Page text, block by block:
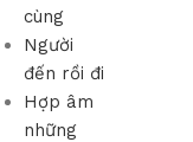
cùng
Người
đến rồi đi
Hợp âm
những